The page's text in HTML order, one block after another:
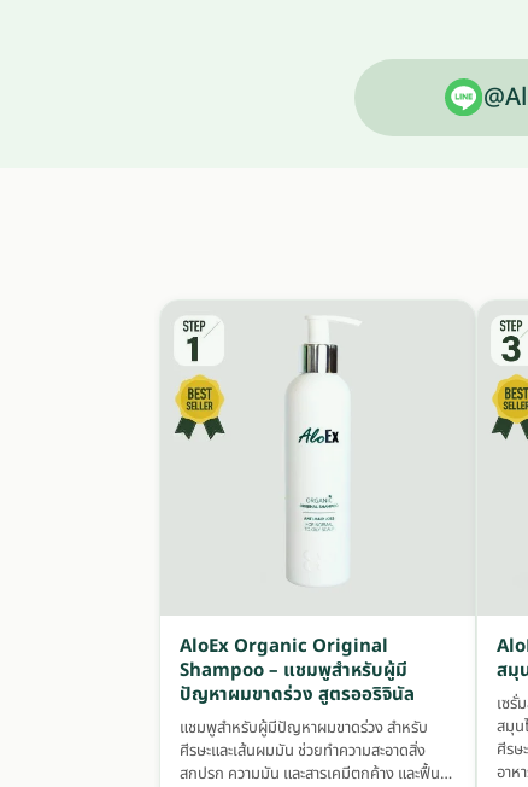
AloEx Organic Original
Shampoo – แชมพูสำหรับผู้มี
ปัญหาผมขาดร่วง สูตรออริจินัล
แชมพูสำหรับผู้มีปัญหาผมขาดร่วง สำหรับ
ศีรษะและเส้นผมมัน ช่วยทำความสะอาดสิ่ง
สกปรก ความมัน และสารเคมีตกค้าง และฟื้น
สมุ
เซรั่
สมุน
ศีรษ
อาห